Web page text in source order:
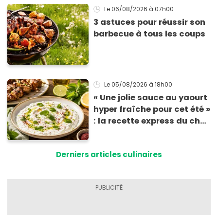
Le 06/08/2026 à 07h00
3 astuces pour réussir son
barbecue à tous les coups
Le 05/08/2026 à 18h00
« Une jolie sauce au yaourt
hyper fraîche pour cet été »
: la recette express du chef
grillades
Derniers articles culinaires